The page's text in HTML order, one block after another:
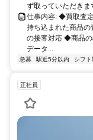
に合わせて考慮いたします。 ◆売上に応じ
（達成率に応じて
支給
ず取っていただき
仕事内容: ◆買取査
持ち込まれた商品
の接客対応 ◆商品
データ...
急募 駅近5分以内 シフト
正社員